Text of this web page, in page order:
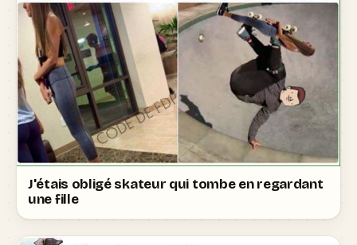
J'étais obligé skateur qui tombe en regardant
une fille